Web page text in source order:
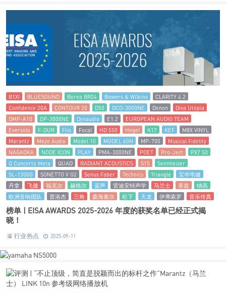
B1XI BLUESOUND Borea BR04 Bowers & Wilkins
CLARITY 4.2
Confidence 20A
CONTOUR 20 D50 DCD-3000NE Denon
Diva Utopia
DMP-A10
DP-3000NE Dynaudio E1.2
EUROPEAN AUDIO TEAM
Eversolo
F-DUR Fiio Focal HD 550 Hegel K17 KEF
M8X VINYL
Marantz
Meze Audio Model 10 MODEL 60N MP-700
Musical Fidelity
NAGAOKA
NODE ICON PLAY PMA-3000NE POET Pro-Ject
PX7 S3
Q Concerto Meta
QUAD RADIANT ACOUSTICS S15
Sennheiser
SL-1300G
SONETTO V G2 Sonus Faber Technics Triangle
宝华韦健
丹拿
飞傲 福克尔 赫格尔 蓝声 雷迪安特声学 马兰士 美兹
纳高
欧洲音响团队
普洛杰 三角 森海塞尔 松下 天龙 伊弗索罗 音乐传真
榜单 | EISA AWARDS 2025-2026 年度的获奖名单已经正式揭
晓！
行业热点 2025-09-11